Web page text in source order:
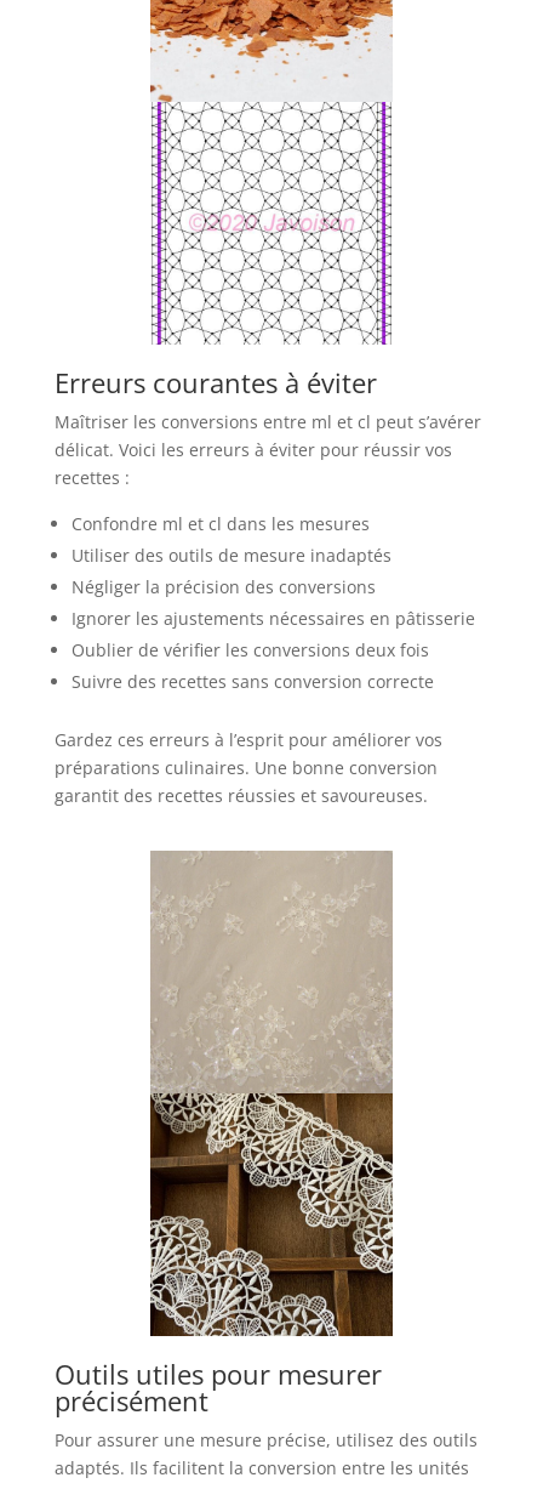
Erreurs courantes à éviter
Maîtriser les conversions entre ml et cl peut s’avérer
délicat. Voici les erreurs à éviter pour réussir vos
recettes :
Confondre ml et cl dans les mesures
Utiliser des outils de mesure inadaptés
Négliger la précision des conversions
Ignorer les ajustements nécessaires en pâtisserie
Oublier de vérifier les conversions deux fois
Suivre des recettes sans conversion correcte
Gardez ces erreurs à l’esprit pour améliorer vos
préparations culinaires. Une bonne conversion
garantit des recettes réussies et savoureuses.
Outils utiles pour mesurer
précisément
Pour assurer une mesure précise, utilisez des outils
adaptés. Ils facilitent la conversion entre les unités